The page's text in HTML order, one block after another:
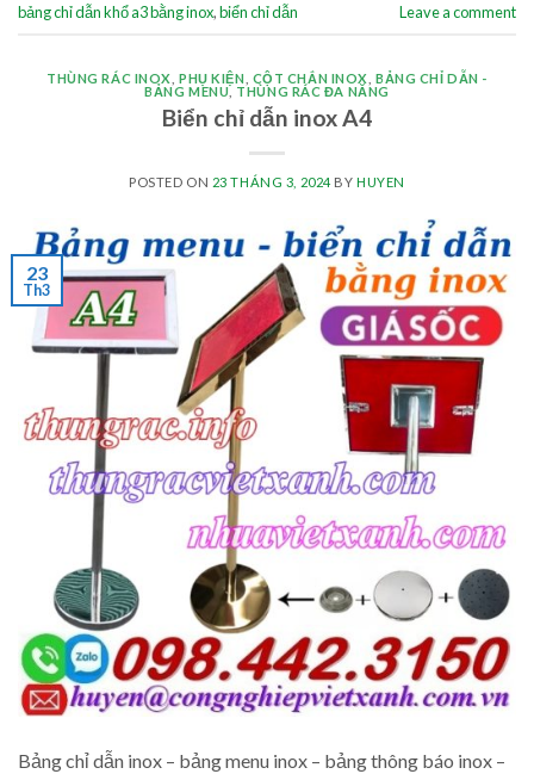
bảng chỉ dẫn khổ a3 bằng inox,biển chỉ dẫn Leave a comment
THÙNG RÁC INOX ,PHỤ KIỆN CỘT CHẮN INOX ,BẢNG CHỈ DẪN -
BẢNG MENU, THÙNG RÁC ĐA NĂNG
Biển chỉ dẫn inox A4
POSTED ON 23 THÁNG 3, 2024BY HUYEN
23
Th3
Bảng chỉ dẫn inox – bảng menu inox – bảng thông báo inox –